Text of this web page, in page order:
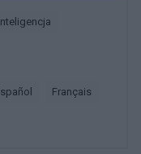
Inteligencja
español français